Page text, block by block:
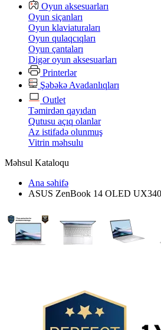
Oyun aksesuarları
Oyun siçanları
Oyun klaviaturaları
Oyun qulaqcıqları
Oyun çantaları
Digər oyun aksesuarları
Printerlər
Şəbəkə Avadanlıqları
Outlet
Təmirdən qayıdan
Qutusu açıq olanlar
Az istifadə olunmuş
Vitrin məhsulu
Məhsul Kataloqu
Ana səhifə
ASUS ZenBook 14 OLED